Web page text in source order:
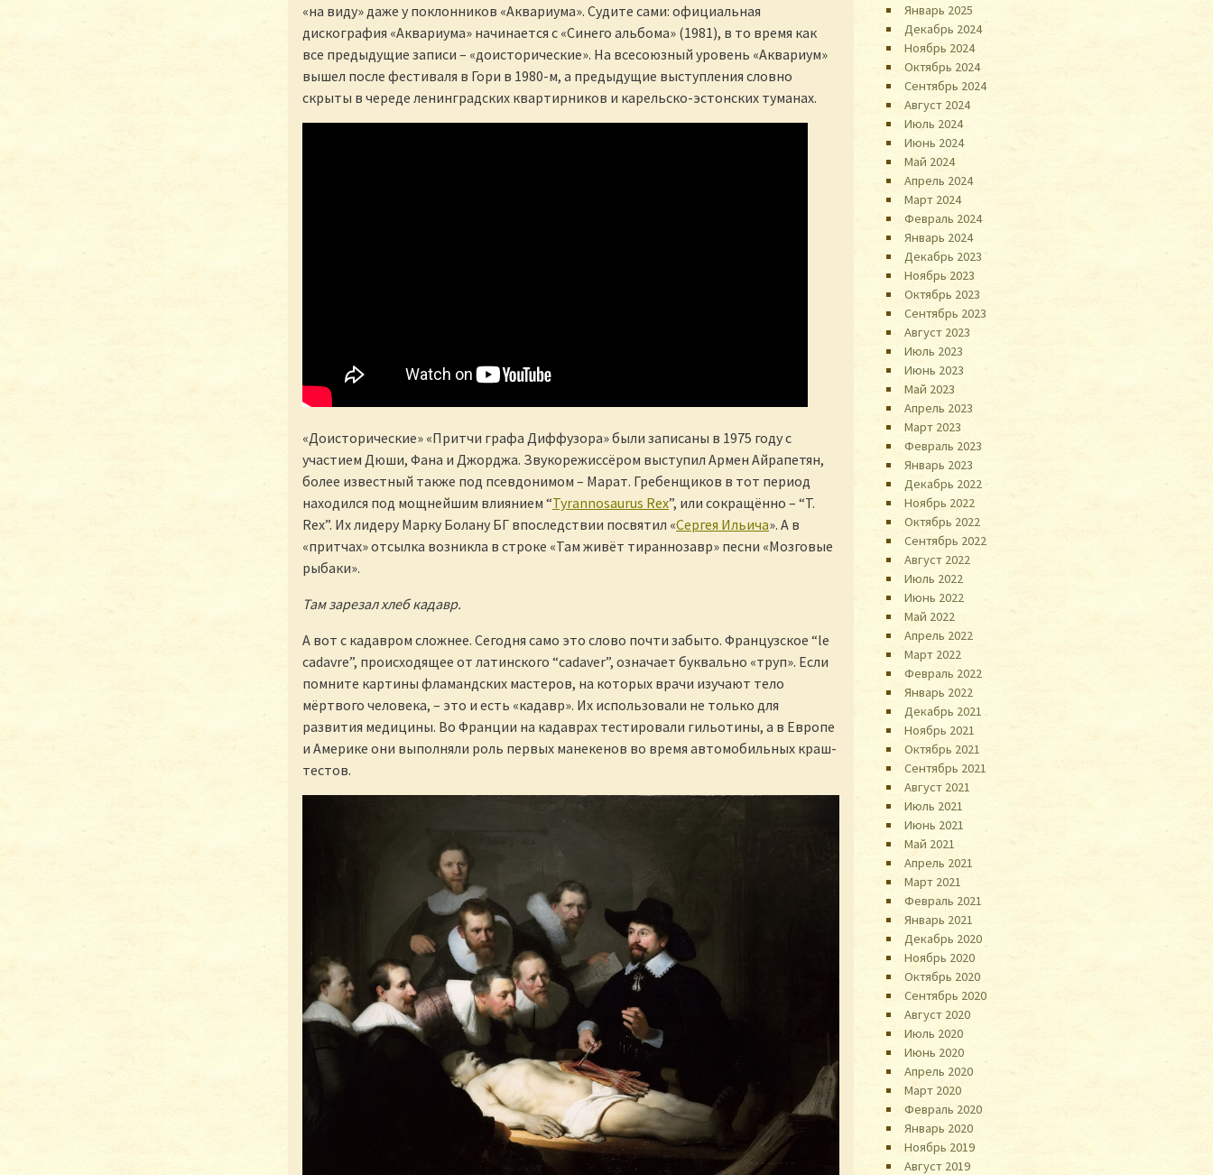
«на виду» даже у поклонников «Аквариума». Судите сами: официальная
дискография «Аквариума» начинается с «Синего альбома» (1981), в то время как
все предыдущие записи – «доисторические». На всесоюзный уровень «Аквариум»
вышел после фестиваля в Гори в 1980-м, а предыдущие выступления словно
скрыты в череде ленинградских квартирников и карельско-эстонских туманах.
«Доисторические» «Притчи графа Диффузора» были записаны в 1975 году с
участием Дюши, Фана и Джорджа. Звукорежиссёром выступил Армен Айрапетян,
более известный также под псевдонимом – Марат. Гребенщиков в тот период
находился под мощнейшим влиянием “Tyrannosaurus Rex”, или сокращённо – “T.
Rex”. Их лидеру Марку Болану БГ впоследствии посвятил «Сергея Ильича». А в
«притчах» отсылка возникла в строке «Там живёт тираннозавр» песни «Мозговые
рыбаки».
Там зарезал хлеб кадавр.
А вот с кадавром сложнее. Сегодня само это слово почти забыто. Французское “le
cadavre”, происходящее от латинского “cadaver”, означает буквально «труп». Если
помните картины фламандских мастеров, на которых врачи изучают тело
мёртвого человека, – это и есть «кадавр». Их использовали не только для
развития медицины. Во Франции на кадаврах тестировали гильотины, а в Европе
и Америке они выполняли роль первых манекенов во время автомобильных краш-
тестов.
Январь 2025
Декабрь 2024
Ноябрь 2024
Октябрь 2024
Сентябрь 2024
Август 2024
Июль 2024
Июнь 2024
Май 2024
Апрель 2024
Март 2024
Февраль 2024
Январь 2024
Декабрь 2023
Ноябрь 2023
Октябрь 2023
Сентябрь 2023
Август 2023
Июль 2023
Июнь 2023
Май 2023
Апрель 2023
Март 2023
Февраль 2023
Январь 2023
Декабрь 2022
Ноябрь 2022
Октябрь 2022
Сентябрь 2022
Август 2022
Июль 2022
Июнь 2022
Май 2022
Апрель 2022
Март 2022
Февраль 2022
Январь 2022
Декабрь 2021
Ноябрь 2021
Октябрь 2021
Сентябрь 2021
Август 2021
Июль 2021
Июнь 2021
Май 2021
Апрель 2021
Март 2021
Февраль 2021
Январь 2021
Декабрь 2020
Ноябрь 2020
Октябрь 2020
Сентябрь 2020
Август 2020
Июль 2020
Июнь 2020
Апрель 2020
Март 2020
Февраль 2020
Январь 2020
Ноябрь 2019
Август 2019